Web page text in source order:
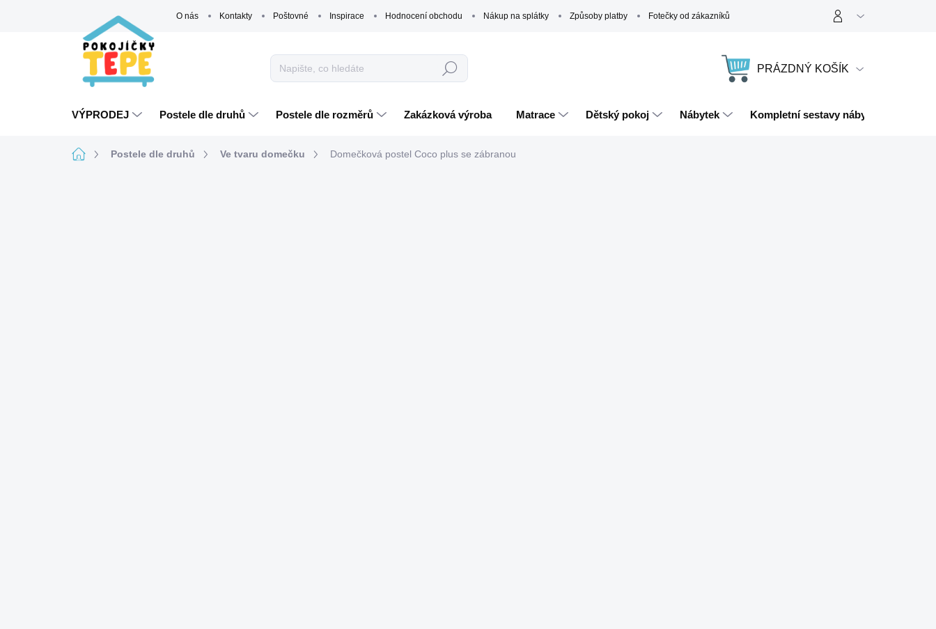
O nás Kontakty Poštovné Inspirace Hodnocení obchodu Nákup na splátky Způsoby platby Fotečky od zákazníků
Hledat
NÁKUPNÍ
PRÁZDNÝ KOŠÍK
VÝPRODEJ Postele dle druhů Postele dle rozměrů Zakázková výroba Matrace Dětský pokoj Nábytek Kompletní sestavy nábytku
DomůPostele dle druhů Ve tvaru domečku Domečková postel Coco plus se zábranou